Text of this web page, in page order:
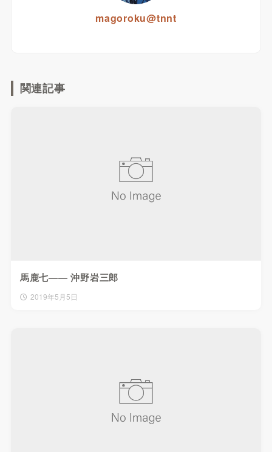
magoroku@tnnt
関連記事
馬鹿七—— 沖野岩三郎
2019年5月5日